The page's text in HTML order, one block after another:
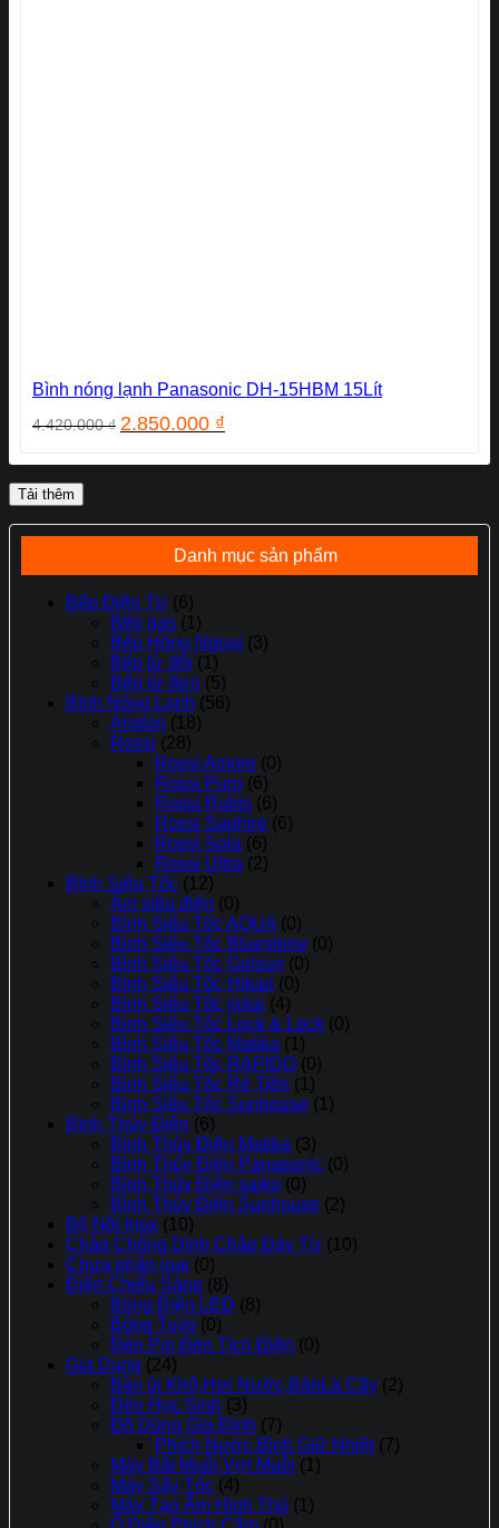
Bình nóng lạnh Panasonic DH-15HBM 15Lít
4.420.000₫ Giá
là:
2.850.000 ₫
tại
Tải thêm
Danh mục sản phẩm
Bếp Điện Từ (6)
Bếp gas (1)
Bếp Hồng Ngoại (3)
Bếp từ đôi (1)
Bếp từ đơn (5)
Bình Nóng Lạnh (56)
Ariston (18)
Rossi (28)
Rossi Amore (0)
Rossi Puro (6)
Rossi Rubis (6)
Rossi Saphire (6)
Rossi Sola (6)
Rossi Ultra (2)
Bình Siêu Tốc (12)
Ấm siêu điện (0)
Bình Siêu Tốc AQUA (0)
Bình Siêu Tốc Bluestone (0)
Bình Siêu Tốc Golsun (0)
Bình Siêu Tốc Hikari (0)
Bình Siêu Tốc jiplai (4)
Bình Siêu Tốc Lock & Lock (0)
Bình Siêu Tốc Matika (1)
Bình Siêu Tốc RAPIDO (0)
Bình Siêu Tốc Rẻ Tiền (1)
Bình Siêu Tốc Sunhouse (1)
Bình Thủy Điện (6)
Bình Thủy Điện Matika (3)
Bình Thủy Điện Panasonic (0)
Bình Thủy Điện saiko (0)
Bình Thủy Điện Sunhouse (2)
Bộ Nồi Inox (10)
Chảo Chống Dính,Chảo Đáy Từ (10)
Chưa phân loại (0)
Điện Chiếu Sáng (8)
Bóng Điện LED (8)
Bóng Tuýp (0)
Đèn Pin,Đèn Tích Điện (0)
Gia Dụng (24)
Bàn ủi Khô,Hơi Nước,BànLà Cây (2)
Đèn Học Sinh (3)
Đồ Dùng Gia Đình (7)
Phích Nước,Bình Giữ Nhiệt (7)
Máy Bắt Muỗi,Vợt Muỗi (1)
Máy Sấy Tóc (4)
Máy Tạo Ẩm Hình Thú (1)